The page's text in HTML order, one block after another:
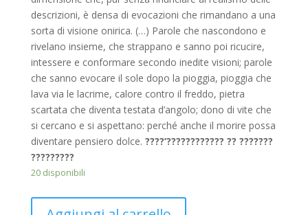
descrizioni, è densa di evocazioni che rimandano a una
sorta di visione onirica. (…) Parole che nascondono e
rivelano insieme, che strappano e sanno poi ricucire,
intessere e conformare secondo inedite visioni; parole
che sanno evocare il sole dopo la pioggia, pioggia che
lava via le lacrime, calore contro il freddo, pietra
scartata che diventa testata d’angolo; dono di vite che
si cercano e si aspettano: perché anche il morire possa
diventare pensiero dolce. ????’???????????? ?? ???????
?????????
20 disponibili